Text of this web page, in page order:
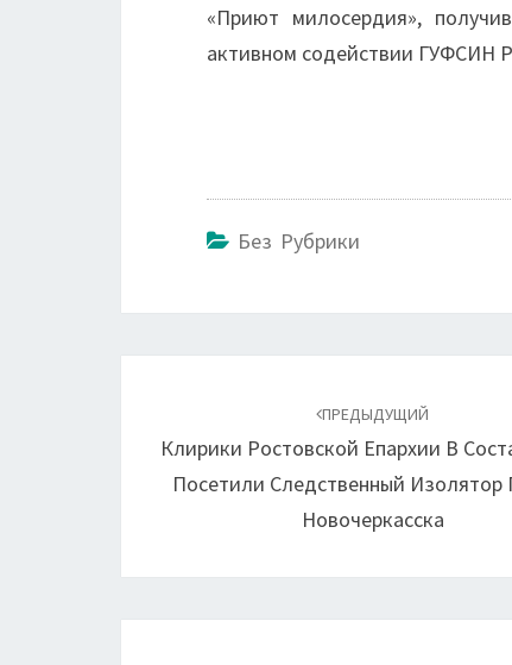
«Приют милосердия»,
активном содействии ГУФСИН
Без Рубрики
записям
ПРЕДЫДУЩИЙ
Клирики Ростовской Епархии В
Посетили Следственный Изолятор
Новочеркасска